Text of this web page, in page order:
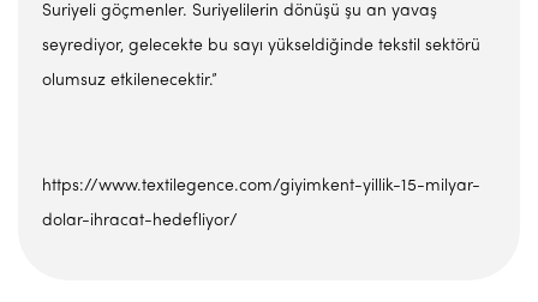
Suriyeli göçmenler. Suriyelilerin dönüşü şu an yavaş
seyrediyor, gelecekte bu sayı yükseldiğinde tekstil sektörü
olumsuz etkilenecektir.”
https://www.textilegence.com/giyimkent-yillik-15-milyar-
dolar-ihracat-hedefliyor/